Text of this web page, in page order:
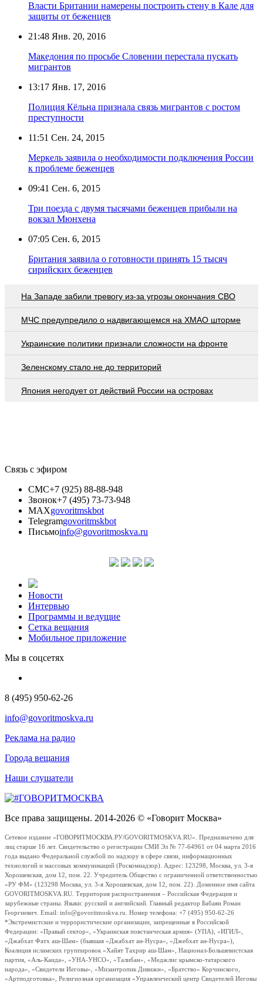
Власти Британии намерены построить стену в Кале для
защиты от беженцев
21:48 Янв. 20, 2016
Македония по просьбе Словении перестала пускать
мигрантов
13:17 Янв. 17, 2016
Полиция Кёльна признала связь мигрантов с ростом
преступности
11:51 Сен. 24, 2015
Меркель заявила о необходимости подключения России
к проблеме беженцев
09:41 Сен. 6, 2015
Три поезда с двумя тысячами беженцев прибыли на
вокзал Мюнхена
07:05 Сен. 6, 2015
Британия заявила о готовности принять 15 тысяч
сирийских беженцев
На Западе забили тревогу из-за угрозы окончания СВО
МЧС предупредило о надвигающемся на ХМАО шторме
Украинские политики признали сложности на фронте
Зеленскому стало не до территорий
Япония негодует от действий России на островах
Связь с эфиром
СМС+7 (925) 88-88-948
Звонок+7 (495) 73-73-948
MAXgovoritmskbot
Telegramgovoritmskbot
Письмоinfo@govoritmoskva.ru
Новости
Интервью
Программы и ведущие
Сетка вещания
Мобильное приложение
Мы в соцсетях
8 (495) 950-62-26
info@govoritmoskva.ru
Реклама на радио
Города вещания
Наши слушатели
Все права защищены. 2014-2026 © «Говорит Москва»
Сетевое издание «ГОВОРИТМОСКВА.РУ/GOVORITMOSKVA.RU». Предназначено для
лиц старше 16 лет. Свидетельство о регистрации СМИ Эл № 77-64961 от 04 марта 2016
года выдано Федеральной службой по надзору в сфере связи, информационных
технологий и массовых коммуникаций (Роскомнадзор). Адрес: 123298, Москва, ул. 3-я
Хорошевская, дом 12, пом. 22. Учредитель Общество с ограниченной ответственностью
«РУ ФМ» (123298 Москва, ул. 3-я Хорошевская, дом 12, пом. 22). Доменное имя сайта
GOVORITMOSKVA.RU. Территория распространения – Российская Федерация и
зарубежные страны. Языки: русский и английский. Главный редактор Бабаян Роман
Георгиевич. Email: info@govoritmoskva.ru. Номер телефона: +7 (495) 950-62-26
*Экстремистские и террористические организации, запрещенные в Российской
Федерации: «Правый сектор», «Украинская повстанческая армия» (УПА), «ИГИЛ»,
«Джабхат Фатх аш-Шам» (бывшая «Джабхат ан-Нусра», «Джебхат ан-Нусра»),
Коалиция исламских группировок «Хайят Тахрир аш-Шам», Национал-Большевистская
партия, «Аль-Каида», «УНА-УНСО», «Талибан», «Меджлис крымско-татарского
народа», «Свидетели Иеговы», «Мизантропик Дивижн», «Братство» Корчинского,
«Артподготовка», Религиозная организация «Управленческий центр Свидетелей Иеговы